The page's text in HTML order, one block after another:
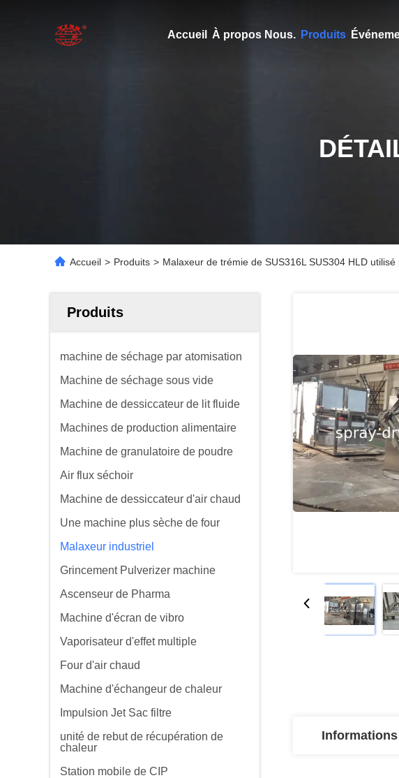
Accueil À propos Nous. Produits
Accueil > Produits > Malaxeur de trémie de SUS316L SUS304 HLD
Produits
machine de séchage par atomisation
Machine de séchage sous vide
Machine de dessiccateur de lit fluide
Machines de production alimentaire
Machine de granulatoire de poudre
Air flux séchoir
Machine de dessiccateur d'air chaud
Une machine plus sèche de four
Malaxeur industriel
Grincement Pulverizer machine
Ascenseur de Pharma
Machine d'écran de vibro
Vaporisateur d'effet multiple
Four d'air chaud
Machine d'échangeur de chaleur
Impulsion Jet Sac filtre
unité de rebut de récupération de
chaleur
Station mobile de CIP